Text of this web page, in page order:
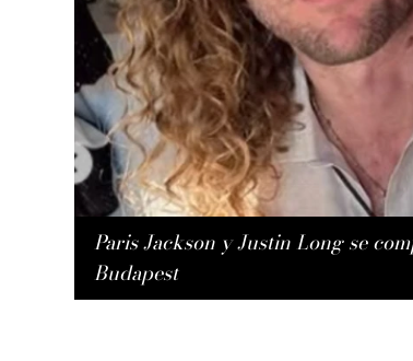
Paris Jackson y Justin Long se
Budapest